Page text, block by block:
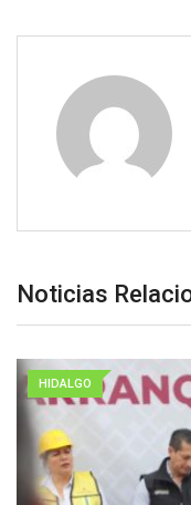
Noticias
HIDALGO